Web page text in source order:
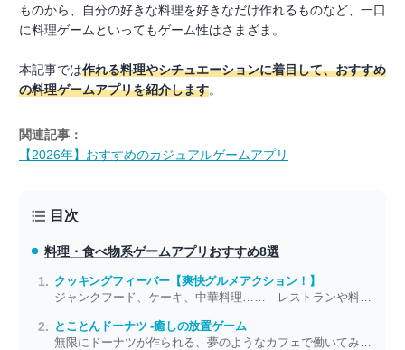
ものから、自分の好きな料理を好きなだけ作れるものなど、一口
に料理ゲームといってもゲーム性はさまざま。
本記事では作れる料理やシチュエーションに着目して、おすすめ
の料理ゲームアプリを紹介します。
関連記事：
【2026年】おすすめのカジュアルゲームアプリ
目次
料理・食べ物系ゲームアプリ おすすめ8選
クッキングフィーバー【爽快グルメアクション！】
ジャンクフード、ケーキ、中華料理…… レストランや料理の豊富さが魅力
とことんドーナツ -癒しの放置ゲーム
無限にドーナツが作られる、夢のようなカフェで働いてみませんか？